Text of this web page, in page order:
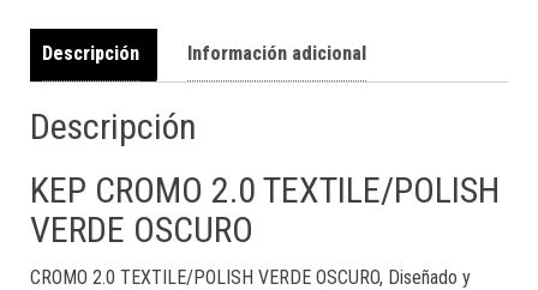
Descripción Información adicional
Descripción
KEP CROMO 2.0 TEXTILE/POLISH
VERDE OSCURO
CROMO 2.0 TEXTILE/POLISH VERDE OSCURO, Diseñado y